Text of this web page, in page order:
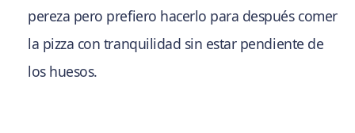
pereza pero prefiero hacerlo para después comer
la pizza con tranquilidad sin estar pendiente de
los huesos.